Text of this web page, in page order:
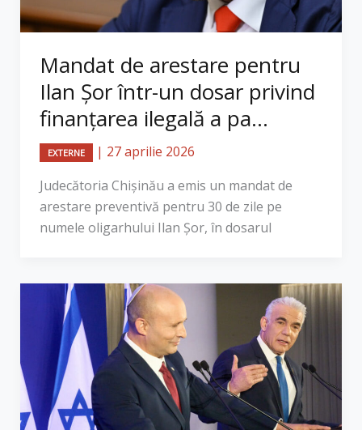
Mandat de arestare pentru
Ilan Șor într-un dosar privind
finanțarea ilegală a pa...
EXTERNE | 27 aprilie 2026
Judecătoria Chișinău a emis un mandat de
arestare preventivă pentru 30 de zile pe
numele oligarhului Ilan Șor, în dosarul